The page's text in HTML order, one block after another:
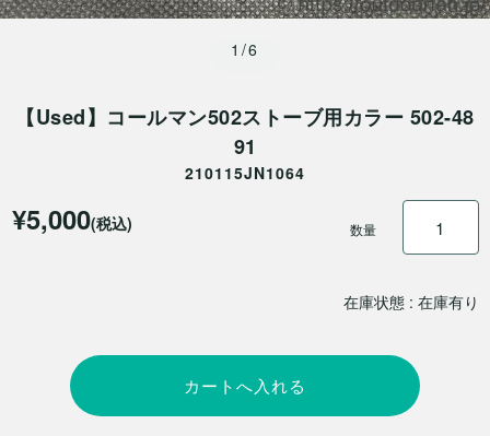
1/6
【Used】コールマン502ストーブ用カラー 502-48
91
210115JN1064
在庫状態 : 在庫有り
¥5,000(税込) 数量